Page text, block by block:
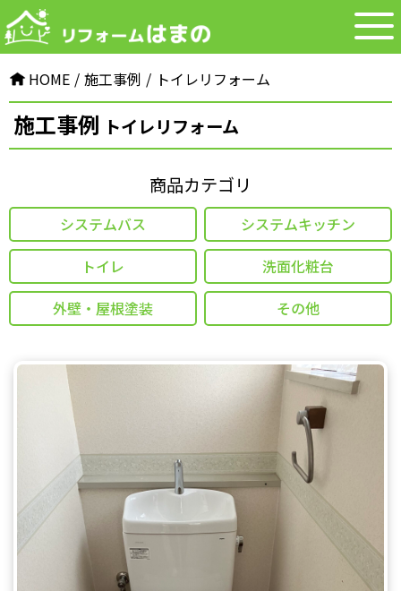
HOME 施⼯事例 トイレリフォーム
施⼯事例 トイレリフォーム
商品カテゴリ
システムバス
システムキッチン
トイレ
洗面化粧台
外壁・屋根塗装
その他